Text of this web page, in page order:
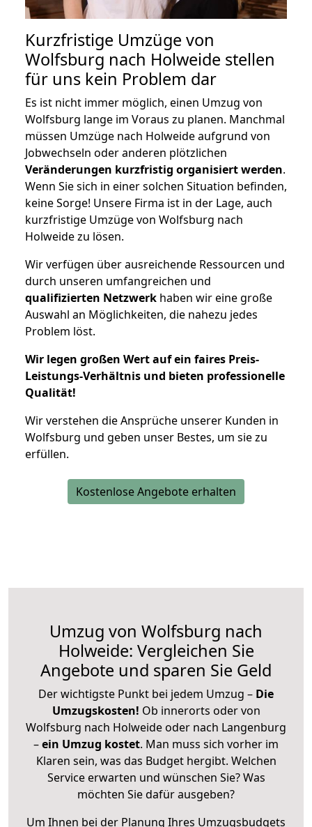
Kurzfristige Umzüge von
Wolfsburg nach Holweide stellen
für uns kein Problem dar
Es ist nicht immer möglich, einen Umzug von
Wolfsburg lange im Voraus zu planen. Manchmal
müssen Umzüge nach Holweide aufgrund von
Jobwechseln oder anderen plötzlichen
Veränderungen kurzfristig organisiert werden.
Wenn Sie sich in einer solchen Situation befinden,
keine Sorge! Unsere Firma ist in der Lage, auch
kurzfristige Umzüge von Wolfsburg nach
Holweide zu lösen.
Wir verfügen über ausreichende Ressourcen und
durch unseren umfangreichen und
qualifizierten Netzwerk haben wir eine große
Auswahl an Möglichkeiten, die nahezu jedes
Problem löst.
Wir legen großen Wert auf ein faires Preis-
Leistungs-Verhältnis und bieten professionelle
Qualität!
Wir verstehen die Ansprüche unserer Kunden in
Wolfsburg und geben unser Bestes, um sie zu
erfüllen.
Kostenlose Angebote erhalten
Umzug von Wolfsburg nach
Holweide: Vergleichen Sie
Angebote und sparen Sie Geld
Der wichtigste Punkt bei jedem Umzug – Die
Umzugskosten! Ob innerorts oder von
Wolfsburg nach Holweide oder nach Langenburg
–ein Umzug kostet. Man muss sich vorher im
Klaren sein, was das Budget hergibt. Welchen
Service erwarten und wünschen Sie? Was
möchten Sie dafür ausgeben?
Um Ihnen bei der Planung Ihres Umzugsbudgets